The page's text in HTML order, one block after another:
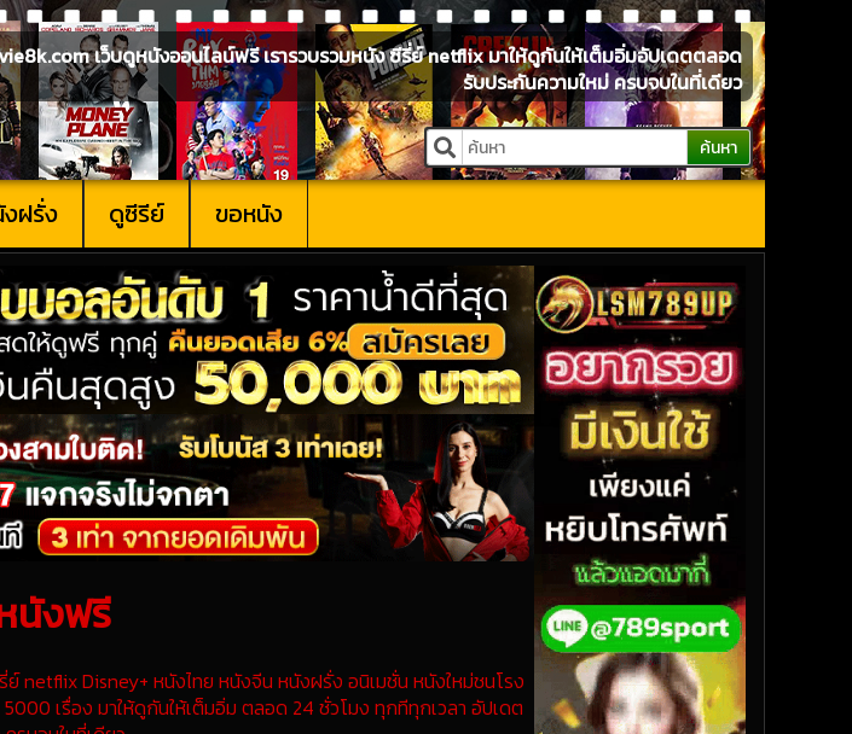
เว็บดูหนังออนไลน์ฟรี เรารวบรวมหนัง ซีรี่ย์ netflix มาให้ดูกันให้เต็มอิ่มอัปเดตตลอด
รับประกันความใหม่ ครบจบในที่เดียว
ค้นหา
ฝรั่ง ดูซีรีย์ ขอหนัง
นังฟรี
netflix Disney+ หนังไทย หนังจีน หนังฝรั่ง อนิเมชั่น หนังใหม่ชนโรง
เรื่อง มาให้ดูกันให้เต็มอิ่ม ตลอด 24 ชั่วโมง ทุกทีทุกเวลา อัปเดต